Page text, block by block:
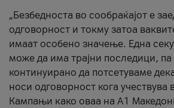
„Безбедноста во сообраќајот е
одговорност и токму затоа
имаат особено значење. Една
може да има трајни последици,
континуирано да потсетуваме
носи одговорност кога учествува
Кампањи како оваа на A1